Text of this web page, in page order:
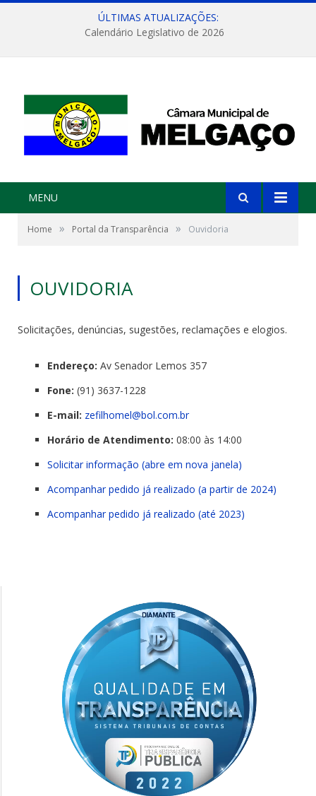
ÚLTIMAS ATUALIZAÇÕES:
Calendário Legislativo de 2026
MENU
Home » Portal da Transparência » Ouvidoria
OUVIDORIA
Solicitações, denúncias, sugestões, reclamações e elogios.
Endereço: Av Senador Lemos 357
Fone: (91) 3637-1228
E-mail: zefilhomel@bol.com.br
Horário de Atendimento: 08:00 às 14:00
Solicitar informação (abre em nova janela)
Acompanhar pedido já realizado (a partir de 2024)
Acompanhar pedido já realizado (até 2023)